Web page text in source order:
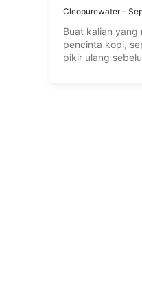
Juga Jadi
Terbaik Bagi
Kopi
Cleopurewater
Buat kalian yang
pencinta kopi,
pikir ulang